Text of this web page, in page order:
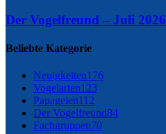
Der Vogelfreund – Juli 2026
Beliebte Kategorie
Neuigkeiten176
Vogelarten123
Papageien112
Der Vogelfreund84
Fachgruppen70